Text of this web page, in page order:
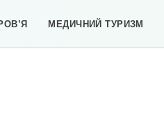
МЕДИЧНИЙ ТУРИЗМ